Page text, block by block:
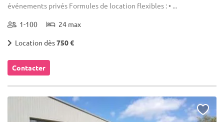
événements privés Formules de location flexibles : • ...
1-100 24 max
Location dès750 €
Contacter